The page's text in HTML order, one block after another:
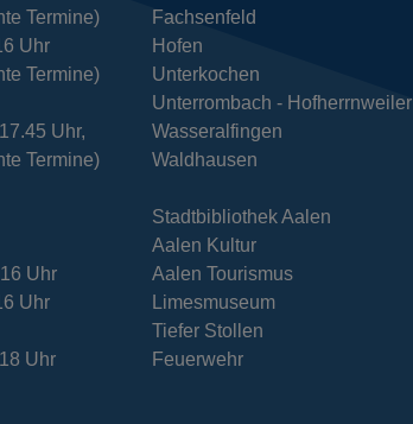
Termine)
Uhr
Termine)
Uhr,
Termine)
Uhr
Uhr
Uhr
Fachsenfeld
Hofen
Unterkochen
Unterrombach - Hofherrnweiler
Wasseralfingen
Waldhausen
Stadtbibliothek Aalen
Aalen Kultur
Aalen Tourismus
Limesmuseum
Tiefer Stollen
Feuerwehr